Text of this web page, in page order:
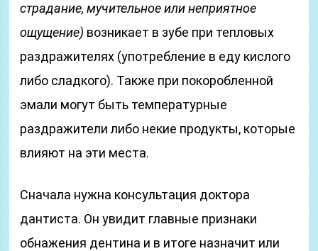
страдание, мучительное или неприятное
ощущение) возникает в зубе при тепловых
раздражителях (употребление в еду кислого
либо сладкого). Также при покоробленной
эмали могут быть температурные
раздражители либо некие продукты, которые
влияют на эти места.
Сначала нужна консультация доктора
дантиста. Он увидит главные признаки
обнажения дентина и в итоге назначит или